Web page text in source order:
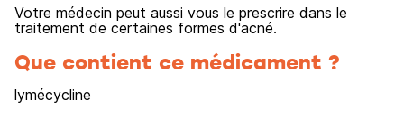
Votre médecin peut aussi vous le prescrire dans le
traitement de certaines formes d'acné.
Que contient ce médicament ?
lymécycline